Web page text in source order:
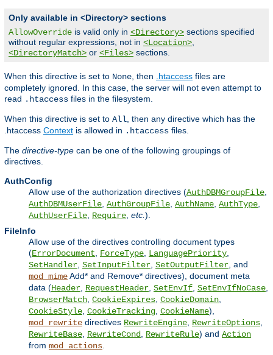
Only available in <Directory> sections
AllowOverride is valid only in <Directory> sections specified
without regular expressions, not in <Location>
<DirectoryMatch> or <Files> sections.
When this directive is set to None , then .htaccess files are
completely ignored. In this case, the server will not even attempt to
read .htaccess files in the filesystem.
When this directive is set to All , then any directive which has the
.htaccess Context is allowed in .htaccess files.
The directive-type can be one of the following groupings of
directives.
AuthConfig
Allow use of the authorization directives (AuthDBMGroupFile
AuthDBMUserFile AuthGroupFile AuthName AuthType
AuthUserFile Require etc. ).
FileInfo
Allow use of the directives controlling document types
(ErrorDocument ForceType LanguagePriority
SetHandler SetInputFilter SetOutputFilter , and
mod_mimeAdd* and Remove* directives), document meta
data (Header RequestHeader SetEnvIf SetEnvIfNoCase
BrowserMatch CookieExpires CookieDomain
CookieStyle CookieTracking CookieName),
mod_rewrite directives RewriteEngine RewriteOptions
RewriteBase RewriteCond RewriteRule) and Action
from mod_actions